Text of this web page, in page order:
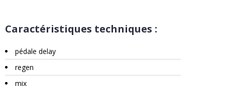
Caractéristiques techniques :
pédale delay
regen
mix